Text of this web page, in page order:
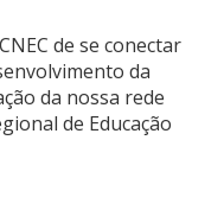
de se conectar
da
da nossa rede
de Educação